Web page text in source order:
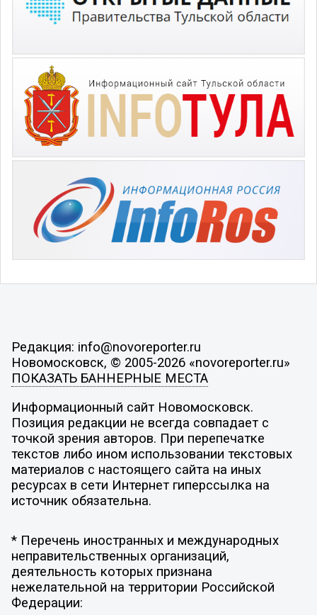
Редакция: info@novoreporter.ru
Новомосковск, © 2005-2026 «novoreporter.ru»
ПОКАЗАТЬ БАННЕРНЫЕ МЕСТА
Информационный сайт Новомосковск.
Позиция редакции не всегда совпадает с
точкой зрения авторов. При перепечатке
текстов либо ином использовании текстовых
материалов с настоящего сайта на иных
ресурсах в сети Интернет гиперссылка на
источник обязательна.
* Перечень иностранных и международных
неправительственных организаций,
деятельность которых признана
нежелательной на территории Российской
Федерации: